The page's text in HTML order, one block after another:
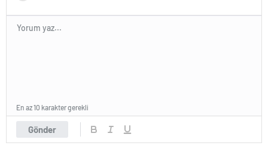
Gönder
En az 10 karakter gerekli